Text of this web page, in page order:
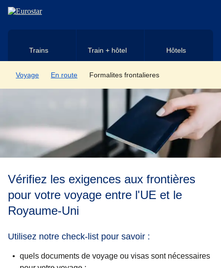
Aller au contenu principal
Trains Train + hôtel Hôtels
Voyage En route Formalites frontalieres
Vérifiez les exigences aux frontières
pour votre voyage entre l'UE et le
Royaume-Uni
Utilisez notre check-list pour savoir :
quels documents de voyage ou visas sont nécessaires